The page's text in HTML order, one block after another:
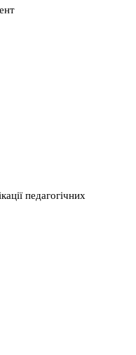
педагогічних